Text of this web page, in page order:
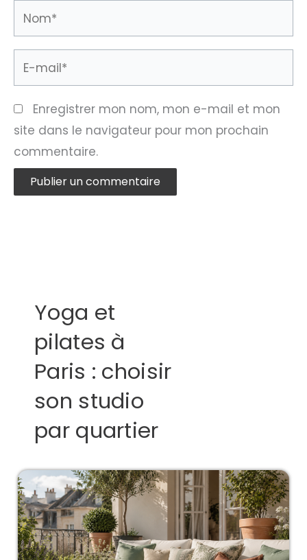
Nom*
E-
Enregistrer mon nom, mon e-mail et mon
site dans le navigateur pour mon prochain
commentaire.
Yoga et
pilates à
Paris : choisir
son studio
par quartier